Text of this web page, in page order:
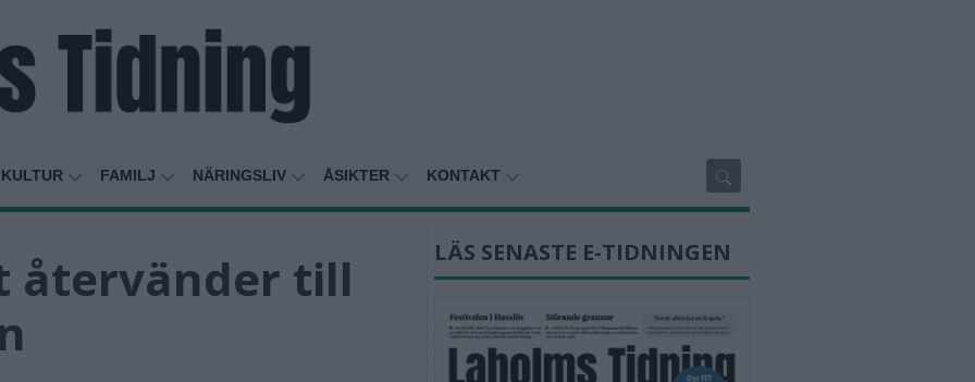
KULTUR FAMILJ NÄRINGSLIV ÅSIKTER KONTAKT
återvänder till
LÄS SENASTE E-TIDNINGEN